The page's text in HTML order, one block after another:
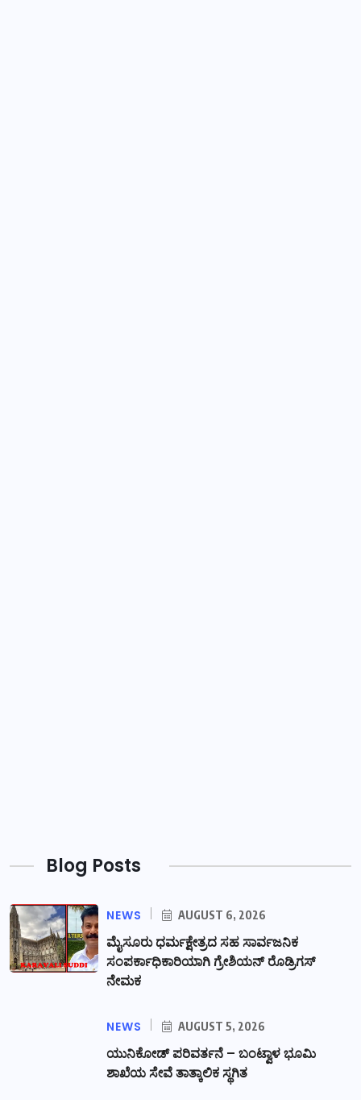
Blog Posts
NEWS AUGUST 6, 2026
ಮೈಸೂರು ಧರ್ಮಕ್ಷೇತ್ರದ ಸಹ ಸಾರ್ವಜನಿಕ
ಸಂಪರ್ಕಾಧಿಕಾರಿಯಾಗಿ ಗ್ರೇಶಿಯನ್ ರೊಡ್ರಿಗಸ್
ನೇಮಕ
NEWS AUGUST 5, 2026
ಯುನಿಕೋಡ್ ಪರಿವರ್ತನೆ – ಬಂಟ್ವಾಳ ಭೂಮಿ
ಶಾಖೆಯ ಸೇವೆ ತಾತ್ಕಾಲಿಕ ಸ್ಥಗಿತ